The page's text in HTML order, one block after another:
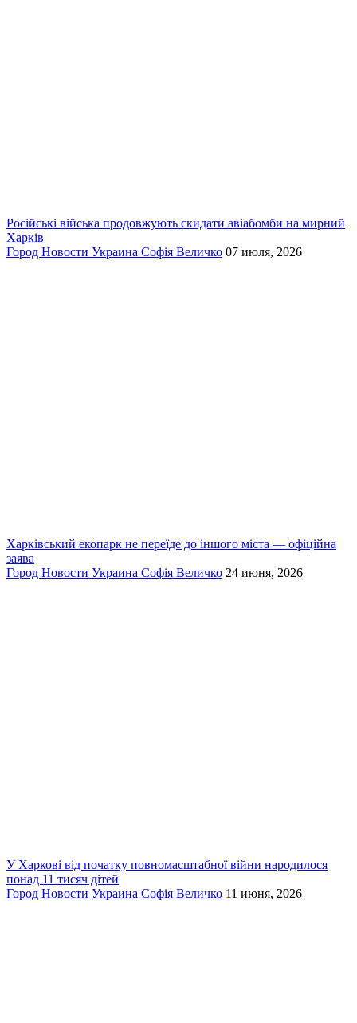
Російські війська продовжують скидати авіабомби на мирний
Харків
Город Новости Украина Софія Величко 07 июля, 2026
Харківський екопарк не переїде до іншого міста — офіційна
заява
Город Новости Украина Софія Величко 24 июня, 2026
У Харкові від початку повномасштабної війни народилося
понад 11 тисяч дітей
Город Новости Украина Софія Величко 11 июня, 2026